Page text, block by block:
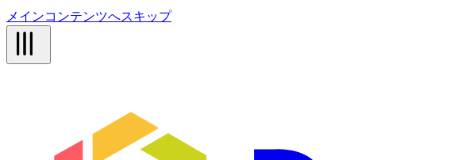
メインコンテンツへスキップ